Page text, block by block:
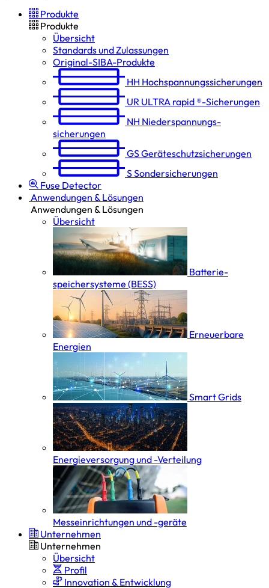
Produkte
Produkte
Übersicht
Standards und Zulassungen
Original-SIBA-Produkte
HH Hochspannungs­sicherungen
UR ULTRA rapid ®-Sicherungen
NH Niederspannungs­
sicherungen
GSGeräteschutz­sicherungen
SSondersicherungen
Fuse Detector
Anwendungen & Lösungen
Anwendungen & Lösungen
Übersicht
Batterie­
speicher­systeme (BESS)
Erneuerbare
Energien
Smart Grids
Energieversorgung und -Verteilung
Messeinrichtungen und -geräte
Unternehmen
Unternehmen
Übersicht
Profil
Innovation & Entwicklung